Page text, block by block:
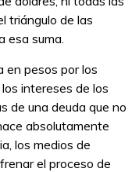
triángulo de las
esa suma.
en pesos por los
intereses de los
de una deuda que no
absolutamente
los medios de
el proceso de